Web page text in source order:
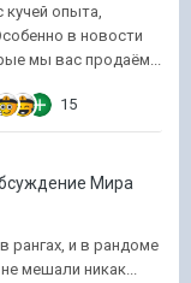
опыта,
в новости
мы вас продаём...
15
Мира
рангах, и в рандоме
мешали никак...